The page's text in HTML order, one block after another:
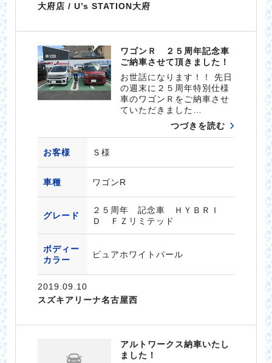
大府店 / U’s STATION大府
ワゴンＲ ２５周年記念車
ご納車させて頂きました！
お世話になります！！ 先日
の週末に２５周年特別仕様
車のワゴンＲをご納車させ
ていただきました…
つづきを読む
お客様 Ｓ様
車種 ワゴンR
グレード
２５周年 記念車 ＨＹＢＲＩ
Ｄ ＦＺリミテッド
ボディー
カラー
ピュアホワイトパール
2019.09.10
スズキアリーナ名古屋西
アルトワークス納車いたし
ました！